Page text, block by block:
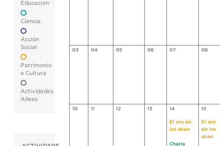
Educación
Ciencia
Acción
Social
Patrimonio
e Cultura
Actividades
Alleas
03 04 05 06 07 08
10 11 12 13 14
El oro de
los akan
Charla
15
El oro
de los
akan